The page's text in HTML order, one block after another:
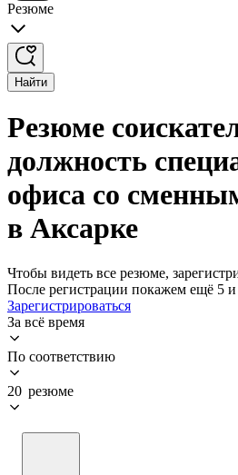
Резюме
Найти
Резюме
должность
офиса со
в Аксарке
Чтобы видеть все резюме,
После регистрации покажем ещё 5
Зарегистрироваться
За всё время
По соответствию
20 резюме